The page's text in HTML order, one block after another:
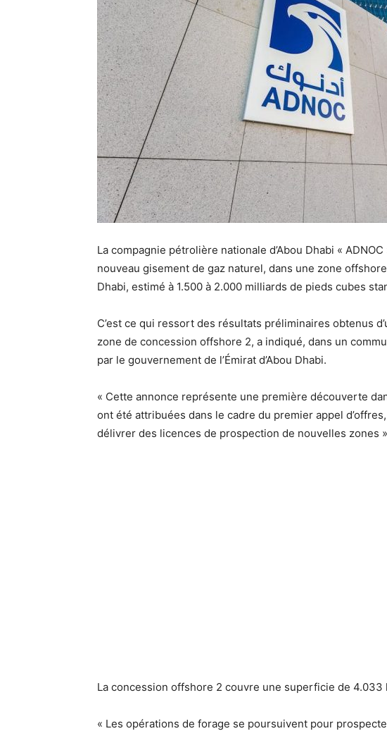
La compagnie pétrolière nationale d’Abou Dhabi «
nouveau gisement de gaz naturel, dans une zone
Dhabi, estimé à 1.500 à 2.000 milliards de pieds cubes
C’est ce qui ressort des résultats préliminaires obtenus
zone de concession offshore 2, a indiqué, dans un
par le gouvernement de l’Émirat d’Abou Dhabi.
« Cette annonce représente une première découverte
ont été attribuées dans le cadre du premier appel
délivrer des licences de prospection de nouvelles zones
La concession offshore 2 couvre une superficie de 4.033
« Les opérations de forage se poursuivent pour